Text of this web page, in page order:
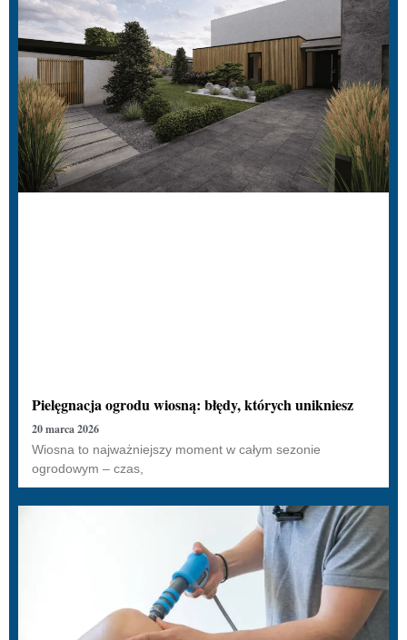
Pielęgnacja ogrodu wiosną: błędy, których unikniesz
20 marca 2026
Wiosna to najważniejszy moment w całym sezonie
ogrodowym – czas,